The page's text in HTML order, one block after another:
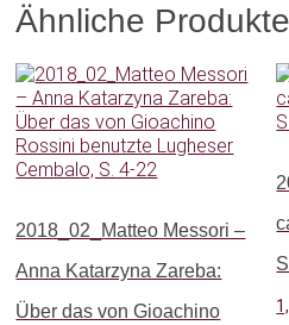
Ähnliche Produkte
2018_02_Matteo Messori –
Anna Katarzyna Zareba:
Über das von Gioachino